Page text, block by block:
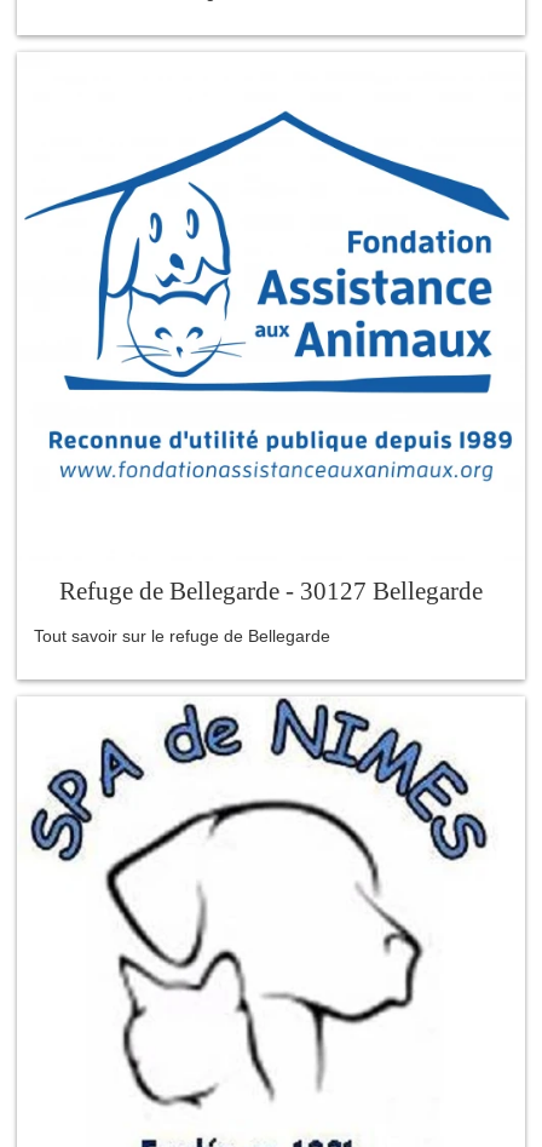
Refuge de Bellegarde - 30127 Bellegarde
Tout savoir sur le refuge de Bellegarde